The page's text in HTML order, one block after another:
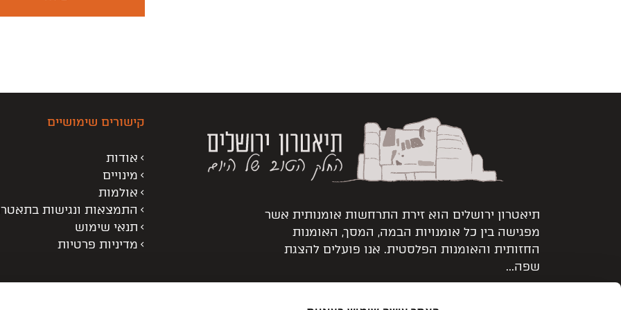
תיאטרון ירושלים הוא זירת התרחשות אומנותית אשר
מפגישה בין כל אומנויות הבמה, המסך, האומנות
החזותית והאומנות הפלסטית. אנו פועלים להצגת
שפה...
קישורים שימושיים
אודות
מינויים
אולמות
התמצאות ונגישות
תנאי שימוש
מדיניות פרטיות